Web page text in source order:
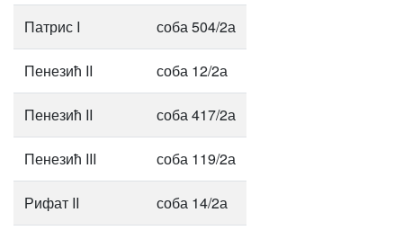
Патрис I соба 504/2а
Пенезић II соба 12/2а
Пенезић II соба 417/2а
Пенезић III соба 119/2а
Рифат II соба 14/2а